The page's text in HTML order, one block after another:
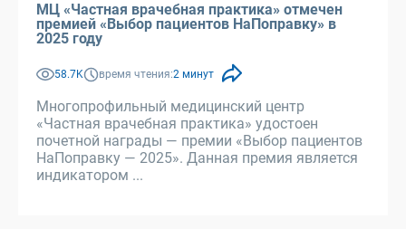
МЦ «Частная врачебная практика» отмечен
премией «Выбор пациентов НаПоправку» в
2025 году
58.7K время чтения:2 минут
Многопрофильный медицинский центр
«Частная врачебная практика» удостоен
почетной награды — премии «Выбор пациентов
НаПоправку — 2025». Данная премия является
индикатором ...